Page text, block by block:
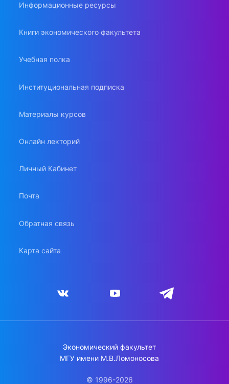
Информационные ресурсы
Книги экономического факультета
Учебная полка
Институциональная подписка
Материалы курсов
Онлайн лекторий
Личный Кабинет
Почта
Обратная связь
Карта сайта
Экономический факультет
МГУ имени М.В.Ломоносова
© 1996-2026